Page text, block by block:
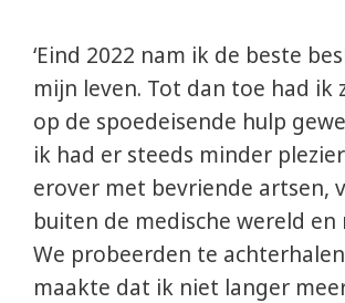
‘Eind 2022 nam ik de beste
mijn leven. Tot dan toe had ik
op de spoedeisende hulp
ik had er steeds minder
erover met bevriende artsen,
buiten de medische wereld en
We probeerden te
maakte dat ik niet langer